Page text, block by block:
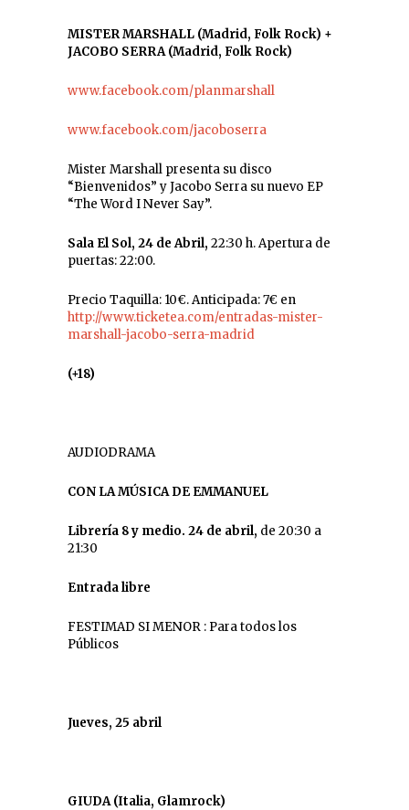
MISTER MARSHALL (Madrid, Folk Rock) +
JACOBO SERRA (Madrid, Folk Rock)
www.facebook.com/planmarshall
www.facebook.com/jacoboserra
Mister Marshall presenta su disco
“Bienvenidos” y Jacobo Serra su nuevo EP
“The Word I Never Say”.
Sala El Sol, 24 de Abril, 22:30 h. Apertura de
puertas: 22:00.
Precio Taquilla: 10€. Anticipada: 7€ en
http://www.ticketea.com/entradas-mister-
marshall-jacobo-serra-madrid
(+18)
AUDIODRAMA
CON LA MÚSICA DE EMMANUEL
Librería 8 y medio. 24 de abril, de 20:30 a
21:30
Entrada libre
FESTIMAD SI MENOR : Para todos los
Públicos
Jueves, 25 abril
GIUDA (Italia, Glamrock)